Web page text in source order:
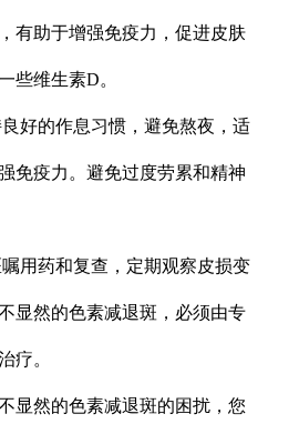
有助于增强免疫力，促进皮肤
些维生素D。
好的作息习惯，避免熬夜，适
免疫力。避免过度劳累和精神
用药和复查，定期观察皮损变
显然的色素减退斑，必须由专
疗。
显然的色素减退斑的困扰，您